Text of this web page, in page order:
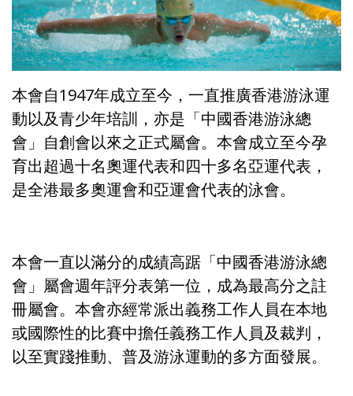
本會自1947年成立至今，一直推廣香港游泳運
動以及青少年培訓，亦是「中國香港游泳總
會」自創會以來之正式屬會。本會成立至今孕
育出超過十名奧運代表和四十多名亞運代表，
是全港最多奧運會和亞運會代表的泳會。
本會一直以滿分的成績高踞「中國香港游泳總
會」屬會週年評分表第一位，成為最高分之註
冊屬會。本會亦經常派出義務工作人員在本地
或國際性的比賽中擔任義務工作人員及裁判，
以至實踐推動、普及游泳運動的多方面發展。